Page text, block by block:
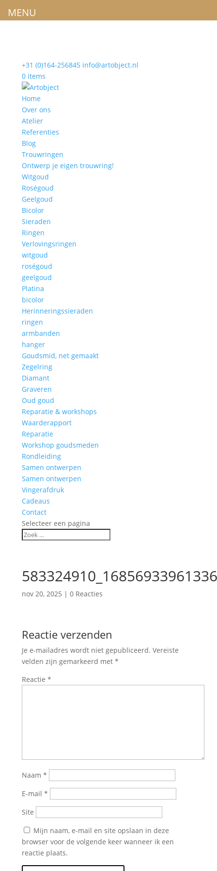
+31 (0)164-256845 info@artobject.nl
0 items
Home
Over ons
Atelier
Referenties
Blog
Trouwringen
Ontwerp je eigen trouwring!
Witgoud
Roségoud
Geelgoud
Bicolor
Sieraden
Ringen
Verlovingsringen
witgoud
roségoud
geelgoud
Platina
bicolor
Herinneringssieraden
ringen
armbanden
hanger
Goudsmid, net gemaakt
Zegelring
Diamant
Graveren
Oud goud
Reparatie & workshops
Waarderapport
Reparatie
Workshop goudsmeden
Rondleiding
Samen ontwerpen
Samen ontwerpen
Vingerafdruk
Cadeaus
Contact
Selecteer een pagina
nov 20, 2025 | 0 Reacties
Reactie verzenden
Je e-mailadres wordt niet gepubliceerd. Vereiste
velden zijn gemarkeerd met *
Reactie *
Naam *
E-mail *
Site
Mijn naam, e-mail en site opslaan in deze
browser voor de volgende keer wanneer ik een
reactie plaats.
MENU